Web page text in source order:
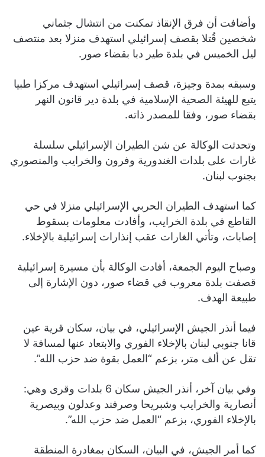
وأضافت أن فرق الإنقاذ تمكنت من انتشال جثماني
شخصين قُتلا بقصف إسرائيلي استهدف منزلا بعد منتصف
ليل الخميس في بلدة طير دبا بقضاء صور.
وسبقه بمدة وجيزة، قصف إسرائيلي استهدف مركزا طبيا
يتبع للهيئة الصحية الإسلامية في بلدة دير قانون النهر
بقضاء صور، وفقا للمصدر ذاته.
وتحدثت الوكالة عن شن الطيران الإسرائيلي سلسلة
غارات على بلدات الغندورية وفرون والخرايب والمنصوري
بجنوب لبنان.
كما استهدف الطيران الحربي الإسرائيلي منزلا في حي
القاطع في بلدة الخرايب، وأفادت معلومات بسقوط
إصابات، وتأتي الغارات عقب إنذارات إسرائيلية بالإخلاء.
وصباح اليوم الجمعة، أفادت الوكالة بأن مسيرة إسرائيلية
قصفت بلدة معروب في قضاء صور، دون الإشارة إلى
طبيعة الهدف.
فيما أنذر الجيش الإسرائيلي، في بيان، سكان قرية عين
قانا جنوبي لبنان بالإخلاء الفوري والابتعاد عنها لمسافة لا
تقل عن ألف متر، بزعم “العمل بقوة ضد حزب الله”.
وفي بيان آخر، أنذر الجيش سكان 6 بلدات وقرى وهي:
أنصارية والخرايب وشبريحا وصرفند وعدلون وبيصرية
بالإخلاء الفوري، بزعم “العمل ضد حزب الله”.
كما أمر الجيش، في البيان، السكان بمغادرة المنطقة